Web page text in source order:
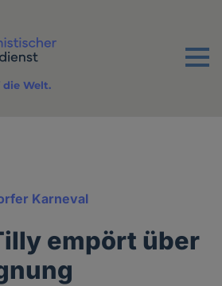
Menu
Welt.
Karneval
empört über